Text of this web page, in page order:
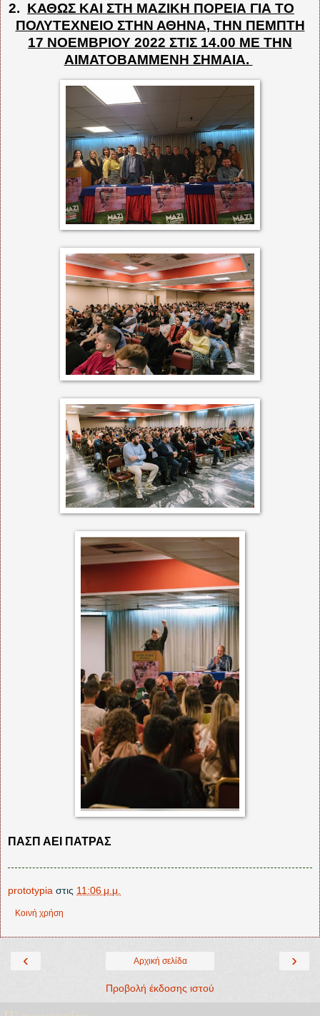
2. ΚΑΘΩΣ ΚΑΙ ΣΤΗ ΜΑΖΙΚΗ ΠΟΡΕΙΑ ΓΙΑ ΤΟ
ΠΟΛΥΤΕΧΝΕΙΟ ΣΤΗΝ ΑΘΗΝΑ, ΤΗΝ ΠΕΜΠΤΗ
17 ΝΟΕΜΒΡΙΟΥ 2022 ΣΤΙΣ 14.00 ΜΕ ΤΗΝ
ΑΙΜΑΤΟΒΑΜΜΕΝΗ ΣΗΜΑΙΑ.
ΠΑΣΠ ΑΕΙ ΠΑΤΡΑΣ
prototypia στις 11:06 μ.μ.
Κοινή χρήση
‹ ›
Αρχική σελίδα
Προβολή έκδοσης ιστού